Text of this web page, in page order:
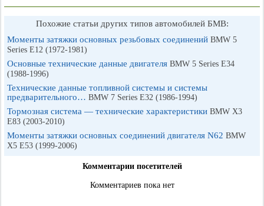
Похожие статьи других типов автомобилей БМВ:
Моменты затяжки основных резьбовых соединений BMW 5
Series E12 (1972-1981)
Основные технические данные двигателя BMW 5 Series E34
(1988-1996)
Технические данные топливной системы и системы
предварительного… BMW 7 Series E32 (1986-1994)
Тормозная система — технические характеристики BMW X3
E83 (2003-2010)
Моменты затяжки основных соединений двигателя N62 BMW
X5 E53 (1999-2006)
Комментарии посетителей
Комментариев пока нет